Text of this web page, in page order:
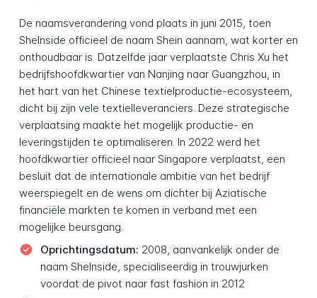
De naamsverandering vond plaats in juni 2015, toen
SheInside officieel de naam Shein aannam, wat korter en
onthoudbaar is. Datzelfde jaar verplaatste Chris Xu het
bedrijfshoofdkwartier van Nanjing naar Guangzhou, in
het hart van het Chinese textielproductie-ecosysteem,
dicht bij zijn vele textielleveranciers. Deze strategische
verplaatsing maakte het mogelijk productie- en
leveringstijden te optimaliseren. In 2022 werd het
hoofdkwartier officieel naar Singapore verplaatst, een
besluit dat de internationale ambitie van het bedrijf
weerspiegelt en de wens om dichter bij Aziatische
financiële markten te komen in verband met een
mogelijke beursgang.
Oprichtingsdatum: 2008, aanvankelijk onder de
naam SheInside, specialiseerdig in trouwjurken
voordat de pivot naar fast fashion in 2012